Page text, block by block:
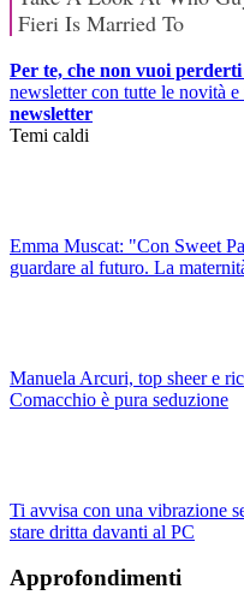
Per te, che non vuoi
newsletter con tutte le novità
newsletter
Temi caldi
Emma Muscat: "Con Sweet
guardare al futuro. La
Manuela Arcuri, top sheer e
Comacchio è pura seduzione
Ti avvisa con una vibrazione
stare dritta davanti al PC
Approfondimenti